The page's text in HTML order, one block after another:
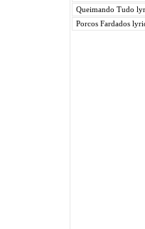
Queimando Tudo
Porcos Fardados